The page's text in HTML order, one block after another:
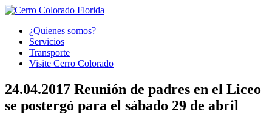
¿Quienes somos?
Servicios
Transporte
Visite Cerro Colorado
24.04.2017 Reunión de padres en el Liceo
se postergó para el sábado 29 de abril